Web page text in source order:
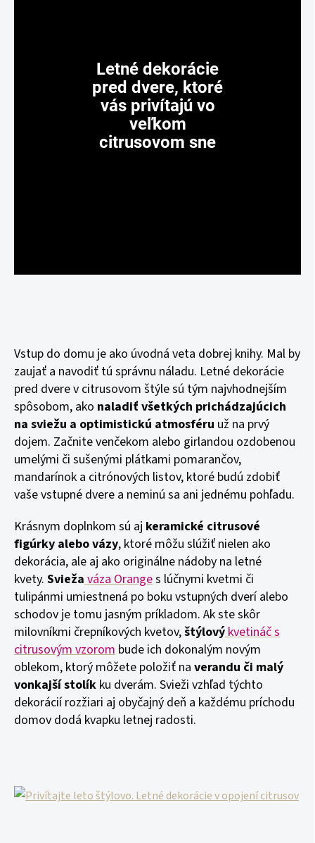
Letné dekorácie
pred dvere, ktoré
vás privítajú vo
veľkom
citrusovom sne
Vstup do domu je ako úvodná veta dobrej knihy. Mal by
zaujať a navodiť tú správnu náladu. Letné dekorácie
pred dvere v citrusovom štýle sú tým najvhodnejším
spôsobom, ako naladiť všetkých prichádzajúcich
na sviežu a optimistickú atmosféru už na prvý
dojem. Začnite venčekom alebo girlandou ozdobenou
umelými či sušenými plátkami pomarančov,
mandarínok a citrónových listov, ktoré budú zdobiť
vaše vstupné dvere a neminú sa ani jednému pohľadu.
Krásnym doplnkom sú aj keramické citrusové
figúrky alebo vázy, ktoré môžu slúžiť nielen ako
dekorácia, ale aj ako originálne nádoby na letné
kvety. Svieža váza Oranges lúčnymi kvetmi či
tulipánmi umiestnená po boku vstupných dverí alebo
schodov je tomu jasným príkladom. Ak ste skôr
milovníkmi črepníkových kvetov,štýlovýkvetináč s
citrusovým vzorom bude ich dokonalým novým
oblekom, ktorý môžete položiť na verandu či malý
vonkajší stolík ku dverám. Svieži vzhľad týchto
dekorácií rozžiari aj obyčajný deň a každému príchodu
domov dodá kvapku letnej radosti.